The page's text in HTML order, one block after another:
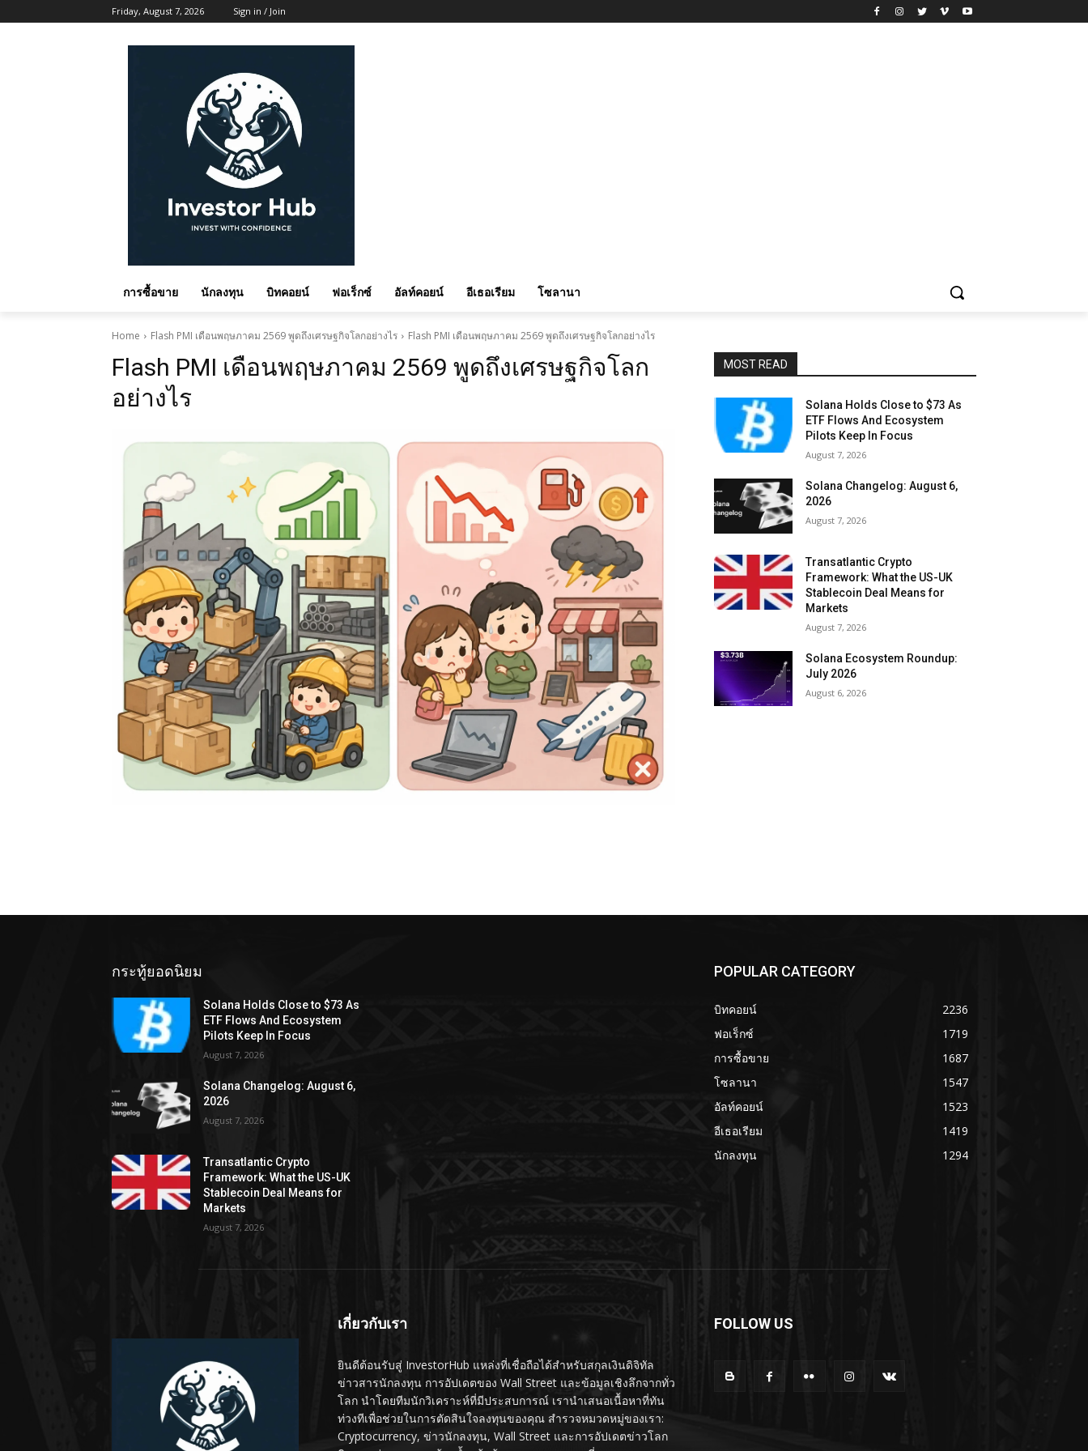
Friday, August 7, 2026 Sign in / Join
การซื้อขาย นักลงทุน บิทคอยน์ ฟอเร็กซ์ อัลท์คอยน์ อีเธอเรียม โซลานา
Home Flash PMI เดือนพฤษภาคม 2569 พูดถึงเศรษฐกิจโลกอย่างไร Flash PMI เดือนพฤษภาคม 2569 พูดถึงเศรษฐกิจโลกอย่างไร
Flash PMI เดือนพฤษภาคม 2569 พูดถึงเศรษฐกิจโลก
อย่างไร
MOST READ
Solana Holds Close to $73 As
ETF Flows And Ecosystem
Pilots Keep In Focus
August 7, 2026
Solana Changelog: August 6,
2026
August 7, 2026
Transatlantic Crypto
Framework: What the US-UK
Stablecoin Deal Means for
Markets
August 7, 2026
Solana Ecosystem Roundup:
July 2026
August 6, 2026
กระทู้ยอดนิยม
Solana Holds Close to $73 As
ETF Flows And Ecosystem
Pilots Keep In Focus
August 7, 2026
Solana Changelog: August 6,
2026
August 7, 2026
Transatlantic Crypto
Framework: What the US-UK
Stablecoin Deal Means for
Markets
August 7, 2026
POPULAR CATEGORY
บิทคอยน์
2236
ฟอเร็กซ์
1719
การซื้อขาย
1687
โซลานา
1547
อัลท์คอยน์
1523
อีเธอเรียม
1419
นักลงทุน
1294
เกี่ยวกับเรา
ยินดีต้อนรับสู่ InvestorHub แหล่งที่เชื่อถือได้สำหรับสกุลเงินดิจิทัล
ข่าวสารนักลงทุน การอัปเดตของ Wall Street และข้อมูลเชิงลึกจากทั่ว
โลก นำโดยทีมนักวิเคราะห์ที่มีประสบการณ์ เรานำเสนอเนื้อหาที่ทัน
ท่วงทีเพื่อช่วยในการตัดสินใจลงทุนของคุณ สำรวจหมวดหมู่ของเรา:
Cryptocurrency, ข่าวนักลงทุน, Wall Street และการอัปเดตข่าวโลก
FOLLOW US